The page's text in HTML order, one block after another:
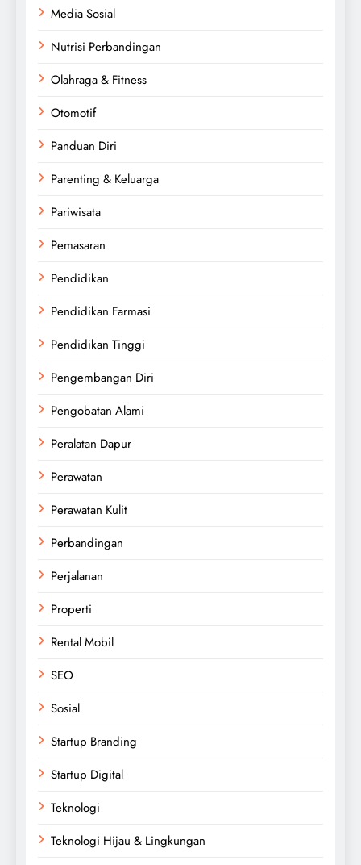
Media Sosial
Nutrisi Perbandingan
Olahraga & Fitness
Otomotif
Panduan Diri
Parenting & Keluarga
Pariwisata
Pemasaran
Pendidikan
Pendidikan Farmasi
Pendidikan Tinggi
Pengembangan Diri
Pengobatan Alami
Peralatan Dapur
Perawatan
Perawatan Kulit
Perbandingan
Perjalanan
Properti
Rental Mobil
SEO
Sosial
Startup Branding
Startup Digital
Teknologi
Teknologi Hijau & Lingkungan